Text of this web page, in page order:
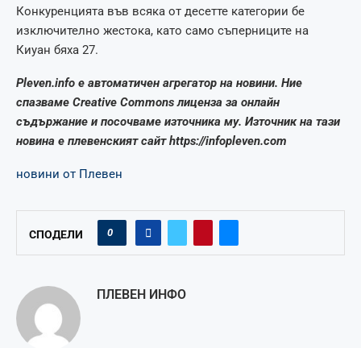
Конкуренцията във всяка от десетте категории бе
изключително жестока, като само съперниците на
Киуан бяха 27.
Pleven.info е автоматичен агрегатор на новини. Ние
спазваме Creative Commons лиценза за онлайн
съдържание и посочваме източника му. Източник на тази
новина е плевенският сайт https://infopleven.com
новини от Плевен
СПОДЕЛИ 0
ПЛЕВЕН ИНФО